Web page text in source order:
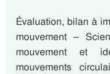
Évaluation, bilan à
mouvement –
mouvement et
mouvements